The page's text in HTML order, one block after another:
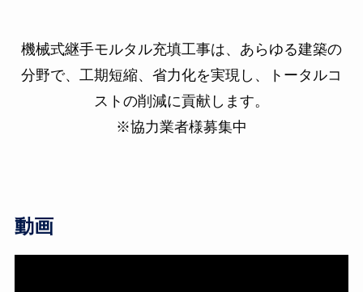
機械式継手モルタル充填工事は、あらゆる建築の
分野で、工期短縮、省力化を実現し、トータルコ
ストの削減に貢献します。
※協力業者様募集中
動画